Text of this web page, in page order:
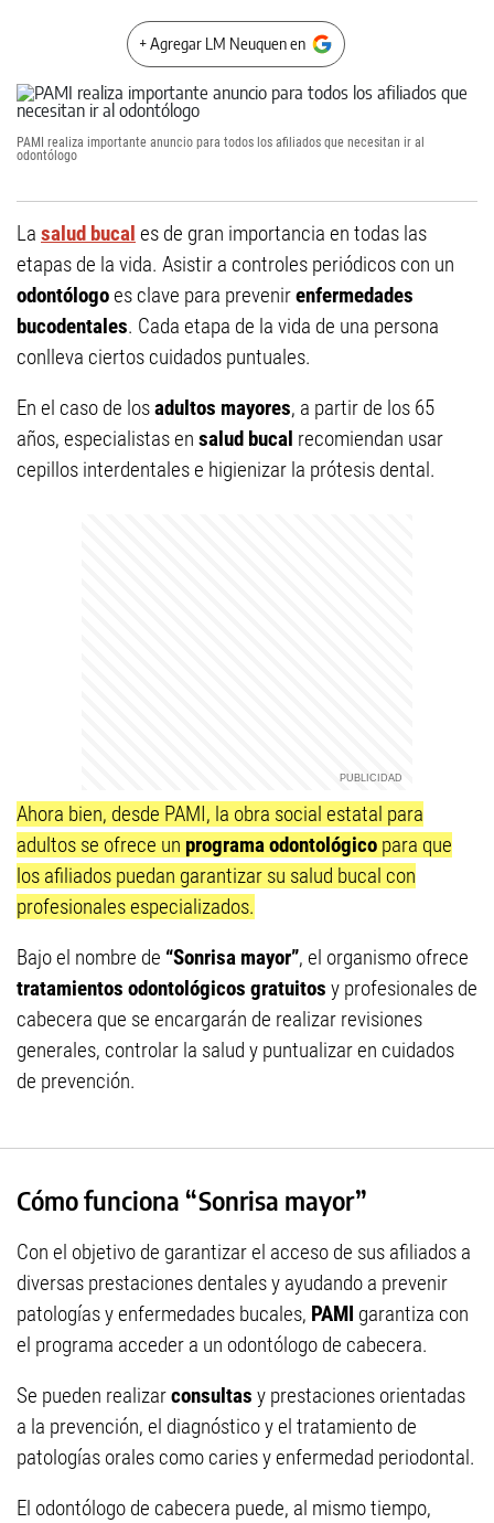
+ Agregar LM Neuquen en
PAMI realiza importante anuncio para todos los afiliados que necesitan ir al
odontólogo
La salud bucal es de gran importancia en todas las
etapas de la vida. Asistir a controles periódicos con un
odontólogoes clave para prevenirenfermedades
bucodentales. Cada etapa de la vida de una persona
conlleva ciertos cuidados puntuales.
En el caso de losadultos mayores, a partir de los 65
años, especialistas en salud bucal recomiendan usar
cepillos interdentales e higienizar la prótesis dental.
Ahora bien, desde PAMI, la obra social estatal para
adultos se ofrece un programa odontológico para que
los afiliados puedan garantizar su salud bucal con
profesionales especializados.
Bajo el nombre de “Sonrisa mayor”, el organismo ofrece
tratamientos odontológicos gratuitos y profesionales de
cabecera que se encargarán de realizar revisiones
generales, controlar la salud y puntualizar en cuidados
de prevención.
Cómo funciona “Sonrisa mayor”
Con el objetivo de garantizar el acceso de sus afiliados a
diversas prestaciones dentales y ayudando a prevenir
patologías y enfermedades bucales, PAMI garantiza con
el programa acceder a un odontólogo de cabecera.
Se pueden realizarconsultas y prestaciones orientadas
a la prevención, el diagnóstico y el tratamiento de
patologías orales como caries y enfermedad periodontal.
El odontólogo de cabecera puede, al mismo tiempo,